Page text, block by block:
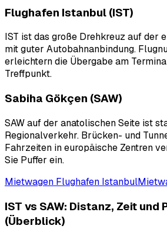
Flughafen Istanbul (IST)
IST ist das große Drehkreuz auf der
mit guter Autobahnanbindung.
erleichtern die Übergabe am
Treffpunkt.
Sabiha Gökçen (SAW)
SAW auf der anatolischen Seite ist
Regionalverkehr. Brücken- und
Fahrzeiten in europäische Zentren
Sie Puffer ein.
Mietwagen Flughafen Istanbul
IST vs SAW: Distanz, Zeit und
(Überblick)